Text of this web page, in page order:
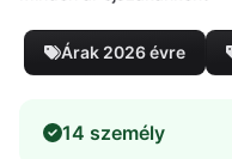
Árak 2026 évre
14 személy